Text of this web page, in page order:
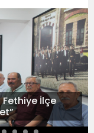
İlçe